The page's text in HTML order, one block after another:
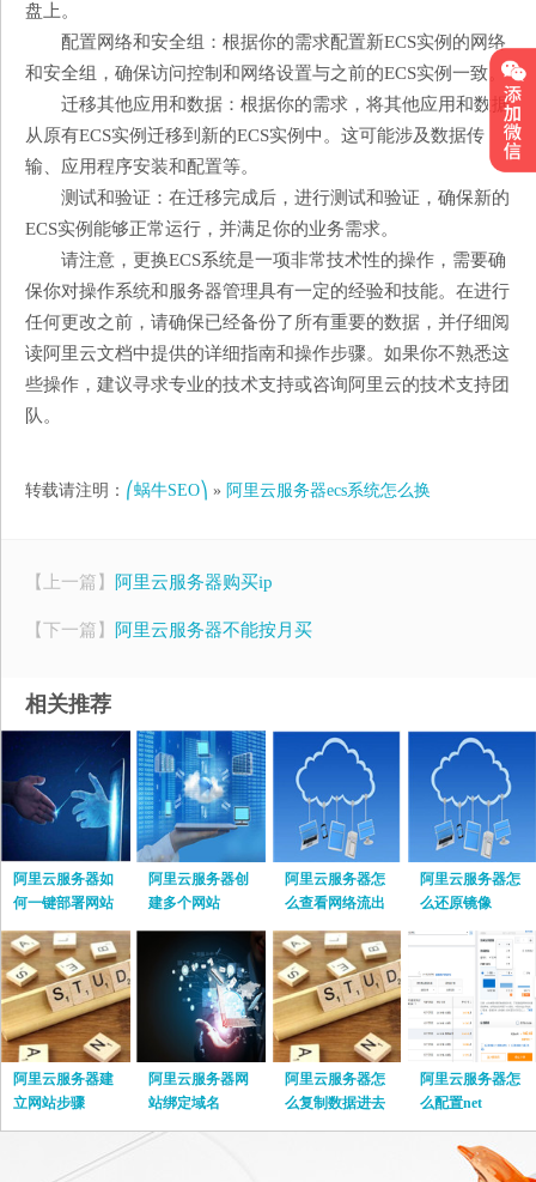
盘上。
配置网络和安全组：根据你的需求配置新ECS实例的网络
和安全组，确保访问控制和网络设置与之前的ECS实例一致。
迁移其他应用和数据：根据你的需求，将其他应用和数据
从原有ECS实例迁移到新的ECS实例中。这可能涉及数据传
输、应用程序安装和配置等。
测试和验证：在迁移完成后，进行测试和验证，确保新的
ECS实例能够正常运行，并满足你的业务需求。
请注意，更换ECS系统是一项非常技术性的操作，需要确
保你对操作系统和服务器管理具有一定的经验和技能。在进行
任何更改之前，请确保已经备份了所有重要的数据，并仔细阅
读阿里云文档中提供的详细指南和操作步骤。如果你不熟悉这
些操作，建议寻求专业的技术支持或咨询阿里云的技术支持团
队。
转载请注明： ⎛蜗牛SEO⎞ » 阿里云服务器ecs系统怎么换
【上一篇】 阿里云服务器购买ip
【下一篇】 阿里云服务器不能按月买
相关推荐
阿里云服务器如
何一键部署网站
阿里云服务器创
建多个网站
阿里云服务器怎
么查看网络流出
流量
阿里云服务器怎
么还原镜像
阿里云服务器建
立网站步骤
阿里云服务器网
站绑定域名
阿里云服务器怎
么复制数据进去
阿里云服务器怎
么配置net